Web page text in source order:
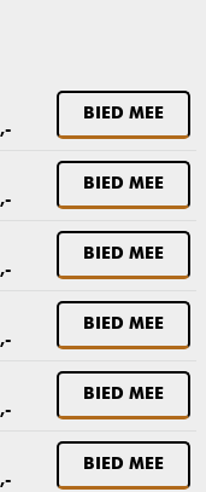
BIED MEE
BIED MEE
BIED MEE
BIED MEE
BIED MEE
BIED MEE